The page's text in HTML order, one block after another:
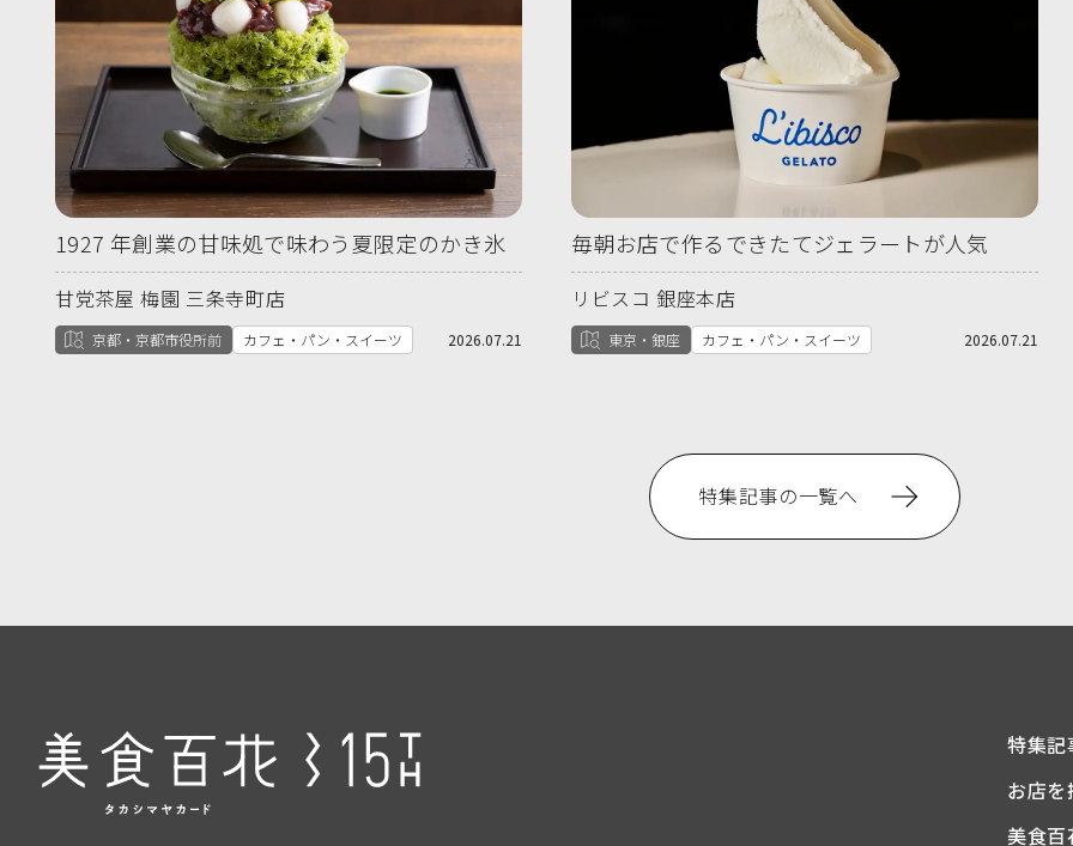
1927 年創業の甘味処で味わう夏限定のかき氷
甘党茶屋 梅園 三条寺町店
京都・京都市役所前 カフェ・パン・スイーツ 2026.07.21
毎朝お店で作るできたてジェラートが人気
リビスコ 銀座本店
東京・銀座 カフェ・パン・スイーツ 2026.07.21
特集記事の一覧へ
特集記
お店を
美食